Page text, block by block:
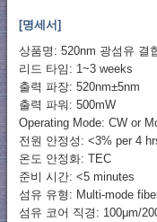
[명세서]
상품명: 520nm 광섬유 결
리드 타임: 1~3 weeks
출력 파장: 520nm±5nm
출력 파워: 500mW
Operating Mode: CW or
전원 안정성: <3% per 4
온도 안정화: TEC
준비 시간: <5 minutes
섬유 유형: Multi-mode
섬유 코어 직경: 100μm/